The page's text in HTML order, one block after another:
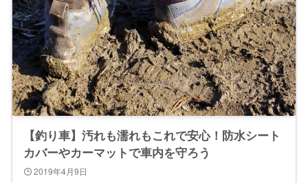
【釣り車】汚れも濡れもこれで安心！防水シート
カバーやカーマットで車内を守ろう
2019年4月9日